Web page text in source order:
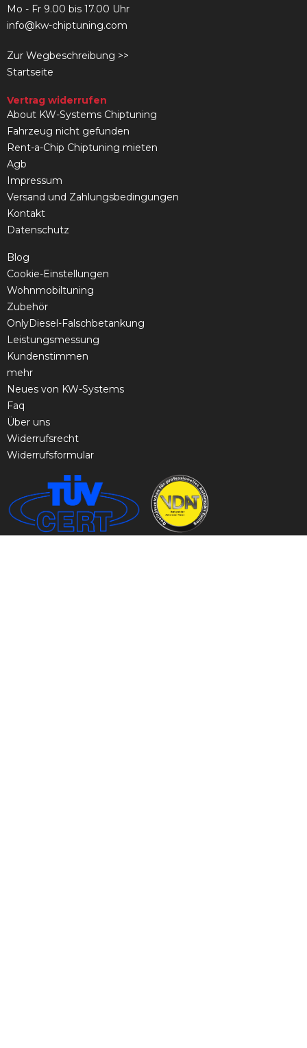
Mo - Fr 9.00 bis 17.00 Uhr
info@kw-chiptuning.com
Zur Wegbeschreibung >>
Startseite
Vertrag widerrufen
About KW-Systems Chiptuning
Fahrzeug nicht gefunden
Rent-a-Chip Chiptuning mieten
Agb
Impressum
Versand und Zahlungsbedingungen
Kontakt
Datenschutz
Blog
Cookie-Einstellungen
Wohnmobiltuning
Zubehör
OnlyDiesel-Falschbetankung
Leistungsmessung
Kundenstimmen
mehr
Neues von KW-Systems
Faq
Über uns
Widerrufsrecht
Widerrufsformular